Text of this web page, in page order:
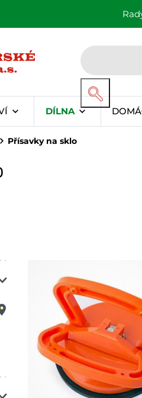
DÍLNA
Přísavky na sklo